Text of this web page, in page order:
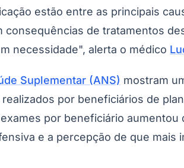
estão entre as principais
de tratamentos
necessidade", alerta o médico
Suplementar (ANS) mostram
por beneficiários de
por beneficiário
e a percepção de que mais